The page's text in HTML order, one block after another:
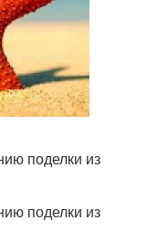
поделки из
поделки из